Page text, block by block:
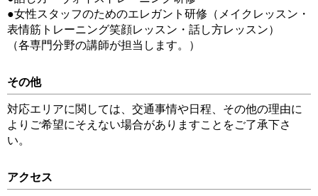
●女性スタッフのためのエレガント研修（メイクレッスン・
表情筋トレーニング笑顔レッスン・話し方レッスン）
（各専門分野の講師が担当します。）
その他
対応エリアに関しては、交通事情や日程、その他の理由に
よりご希望にそえない場合がありますことをご了承下さ
い。
アクセス